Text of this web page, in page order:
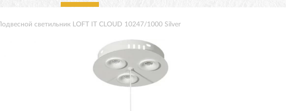
Подвесной светильник LOFT IT CLOUD 10247/1000 Silver